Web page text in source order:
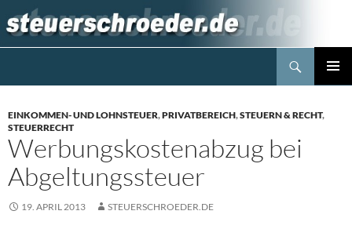
Inhalt
springen
EINKOMMEN- UND LOHNSTEUER,PRIVATBEREICH,STEUERN & RECHT,
STEUERRECHT
Werbungskostenabzug bei
Abgeltungssteuer
19. APRIL 2013 STEUERSCHROEDER.DE